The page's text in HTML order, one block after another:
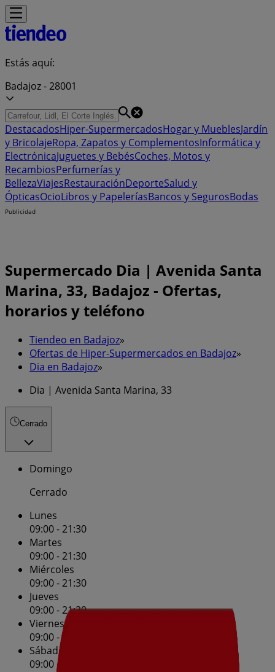
Estás aquí:
Badajoz - 28001
DestacadosHiper-SupermercadosHogar y MueblesJardín
y BricolajeRopa, Zapatos y ComplementosInformática y
ElectrónicaJuguetes y BebésCoches, Motos y
RecambiosPerfumerías y
BellezaViajesRestauraciónDeporteSalud y
ÓpticasOcioLibros y PapeleríasBancos y SegurosBodas
Publicidad
Supermercado Dia | Avenida Santa
Marina, 33, Badajoz - Ofertas,
horarios y teléfono
Tiendeo en Badajoz»
Ofertas de Hiper-Supermercados en Badajoz»
Dia en Badajoz»
Dia | Avenida Santa Marina, 33
Cerrado
Domingo
Cerrado
Lunes
09:00 - 21:30
Martes
09:00 - 21:30
Miércoles
09:00 - 21:30
Jueves
09:00 - 21:30
Viernes
09:00 - 21:30
Sábado
09:00 - 21:30